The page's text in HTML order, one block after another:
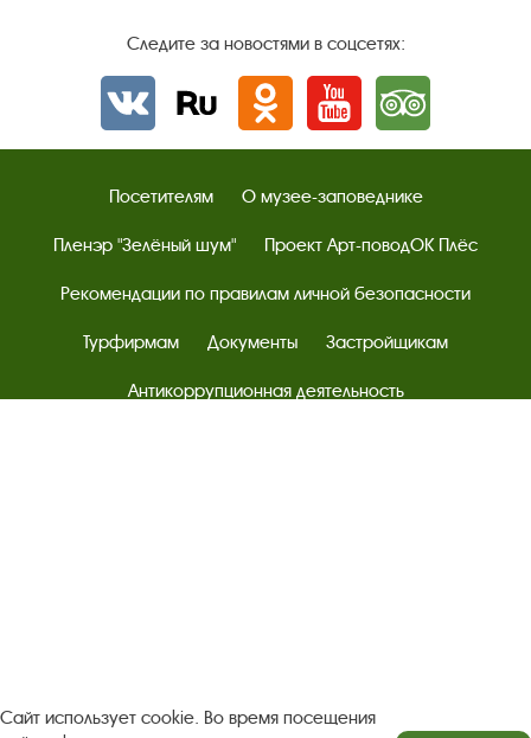
Следите за новостями в соцсетях:
Вконтактеrutube Одноклассники
YouTube Трипадвизор
Посетителям О музее-заповеднике
Пленэр "Зелёный шум" Проект Арт-поводОК Плёс
Рекомендации по правилам личной безопасности
Турфирмам Документы Застройщикам
Антикоррупционная деятельность
Адрес: Плес, Соборная гора, 1. Тел.: +7 (49339) 4-34-90
Сайт использует cookie. Во время посещения